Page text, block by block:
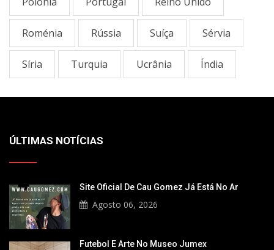
Roménia Rússia Suíça Sérvia
Sí­ria Turquia Ucrânia Índia
ÚLTIMAS NOTÍCIAS
Site Oficial De Cau Gomez Já Está No Ar
Agosto 06, 2026
Futebol E Arte No Museo Jumex